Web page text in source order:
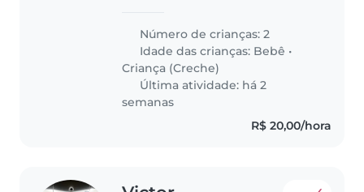
Número de crianças: 2
Idade das crianças: Bebê •
Criança (Creche)
Última atividade: há 2
semanas
R$ 20,00/hora